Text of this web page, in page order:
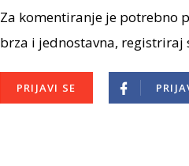
Za komentiranje je potrebno
brza i jednostavna, registriraj
PRIJAVI SE